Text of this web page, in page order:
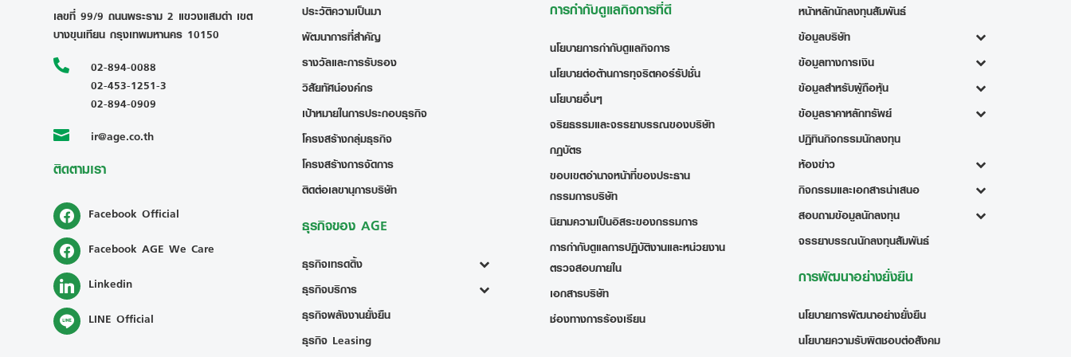
เลขที่ 99/9 ถนนพระราม 2 แขวงแสมดำ เขต
บางขุนเทียน กรุงเทพมหานคร 10150

02-894-0088
02-453-1251-3
02-894-0909
 ir@age.co.th
ติดตามเรา
Facebook Official
Facebook AGE We Care
Linkedin
LINE Official
ประวัติความเป็นมา
พัฒนาการที่สำคัญ
รางวัลและการรับรอง
วิสัยทัศน์องค์กร
เป้าหมายในการประกอบธุรกิจ
โครงสร้างกลุ่มธุรกิจ
โครงสร้างการจัดการ
ติดต่อเลขานุการบริษัท
ธุรกิจของ AGE
ธุรกิจเทรดดิ้ง
ธุรกิจบริการ
ธุรกิจพลังงานยั่งยืน
ธุรกิจ Leasing
การกำกับดูแลกิจการที่ดี
นโยบายการกำกับดูแลกิจการ
นโยบายต่อต้านการทุจริตคอร์รัปชั่น
นโยบายอื่นๆ
จริยธรรมและจรรยาบรรณของบริษัท
กฎบัตร
ขอบเขตอำนาจหน้าที่ของประธาน
กรรมการบริษัท
นิยามความเป็นอิสระของกรรมการ
การกำกับดูแลการปฏิบัติงานและหน่วยงาน
ตรวจสอบภายใน
เอกสารบริษัท
ช่องทางการร้องเรียน
หน้าหลักนักลงทุนสัมพันธ์
ข้อมูลบริษัท
ข้อมูลทางการเงิน
ข้อมูลสำหรับผู้ถือหุ้น
ข้อมูลราคาหลักทรัพย์
ปฏิทินกิจกรรมนักลงทุน
ห้องข่าว
กิจกรรมและเอกสารนำเสนอ
สอบถามข้อมูลนักลงทุน
จรรยาบรรณนักลงทุนสัมพันธ์
การพัฒนาอย่างยั่งยืน
นโยบายการพัฒนาอย่างยั่งยืน
นโยบายความรับผิดชอบต่อสังคม